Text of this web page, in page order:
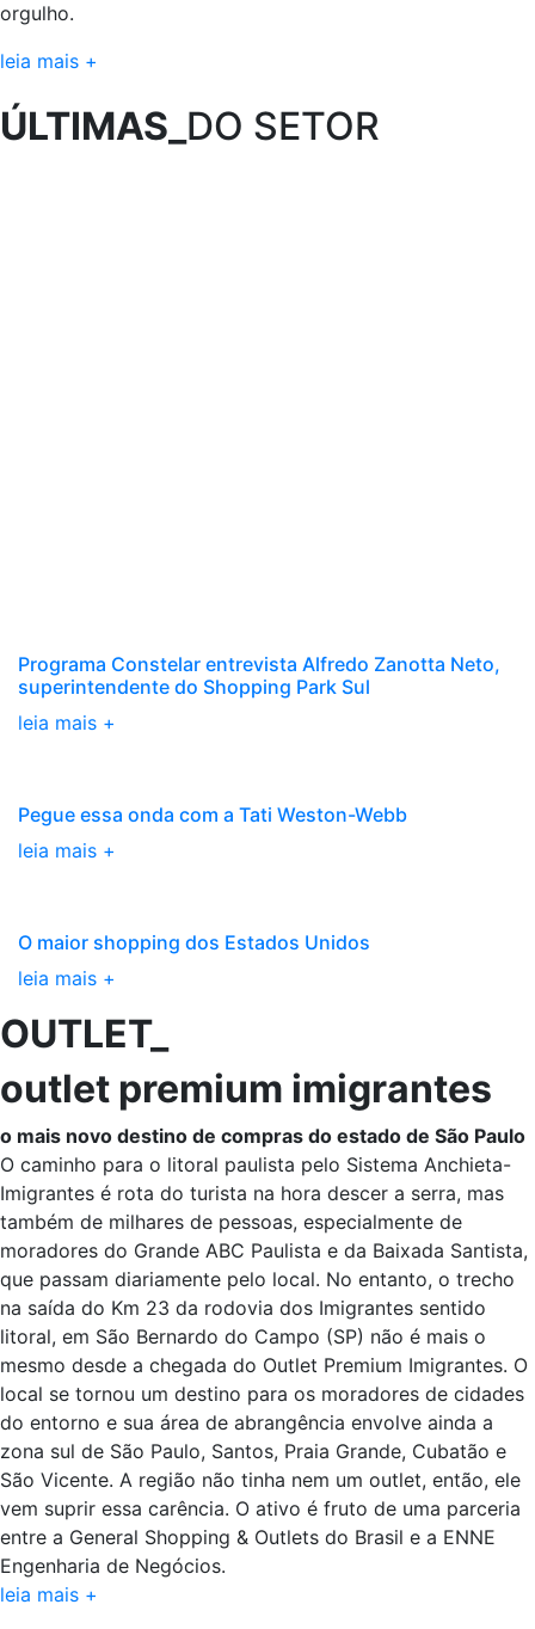
orgulho.
leia mais +
ÚLTIMAS_ DO SETOR
Programa Constelar entrevista Alfredo Zanotta Neto,
superintendente do Shopping Park Sul
leia mais +
Pegue essa onda com a Tati Weston-Webb
leia mais +
O maior shopping dos Estados Unidos
leia mais +
OUTLET_
outlet premium imigrantes
o mais novo destino de compras do estado de São Paulo
O caminho para o litoral paulista pelo Sistema Anchieta-
Imigrantes é rota do turista na hora descer a serra, mas
também de milhares de pessoas, especialmente de
moradores do Grande ABC Paulista e da Baixada Santista,
que passam diariamente pelo local. No entanto, o trecho
na saída do Km 23 da rodovia dos Imigrantes sentido
litoral, em São Bernardo do Campo (SP) não é mais o
mesmo desde a chegada do Outlet Premium Imigrantes. O
local se tornou um destino para os moradores de cidades
do entorno e sua área de abrangência envolve ainda a
zona sul de São Paulo, Santos, Praia Grande, Cubatão e
São Vicente. A região não tinha nem um outlet, então, ele
vem suprir essa carência. O ativo é fruto de uma parceria
entre a General Shopping & Outlets do Brasil e a ENNE
Engenharia de Negócios.
leia mais +